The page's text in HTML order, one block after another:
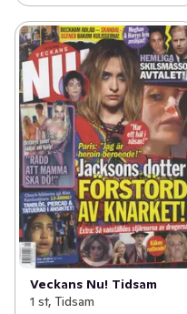
Veckans Nu! Tidsam
1 st, Tidsam